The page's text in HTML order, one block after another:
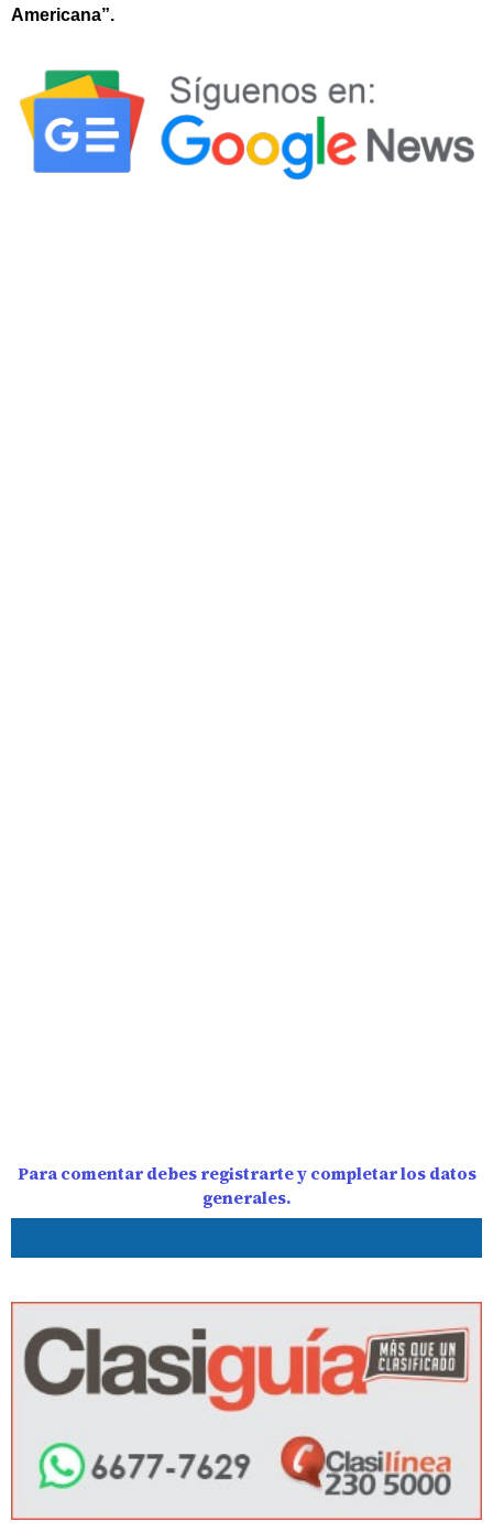
Americana”.
Para comentar debes registrarte y completar los datos
generales.